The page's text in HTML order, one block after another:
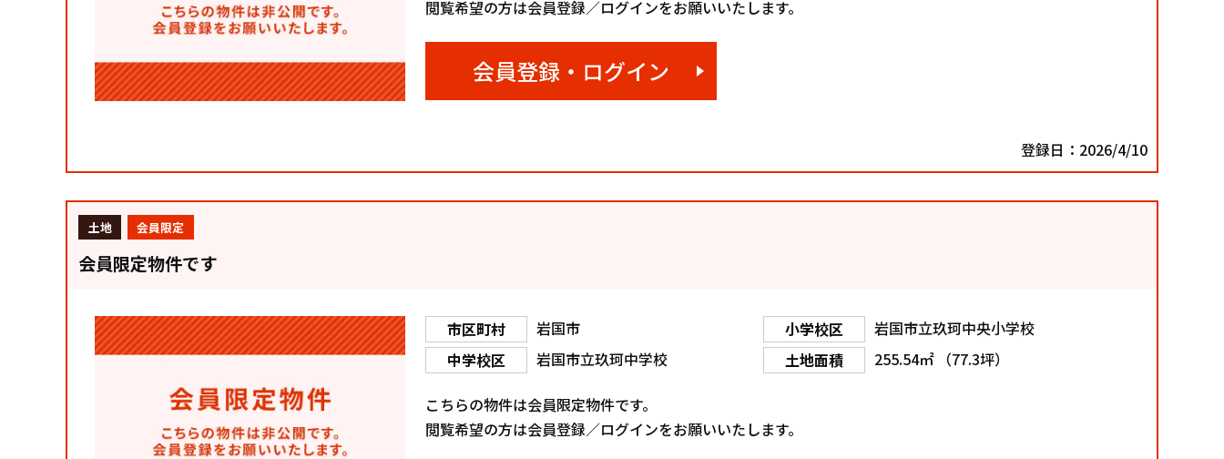
閲覧希望の方は会員登録／ログインをお願いいたします。
会員登録・ログイン
登録日：2026/4/10
土地 会員限定
会員限定物件です
市区町村 岩国市 小学校区
岩国市立玖珂中央小学校
中学校区
岩国市立玖珂中学校 土地面積 255.54㎡ （77.3坪）
こちらの物件は会員限定物件です。
閲覧希望の方は会員登録／ログインをお願いいたします。